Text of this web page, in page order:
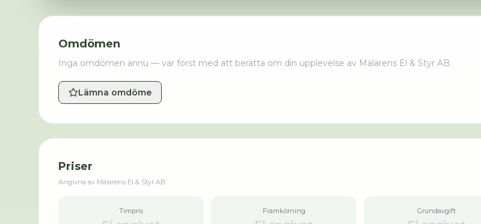
Omdömen
Inga omdömen ännu — var först med att berätta om din upplevelse av Mälarens El & Styr AB.
Lämna omdöme
Priser
Angivna av Mälarens El & Styr AB
Timpris Framkörning Grundavgift